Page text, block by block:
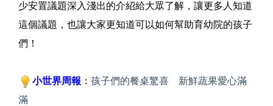
少安置議題深入淺出的介紹給大眾了解，讓更多人知道
這個議題，也讓大家更知道可以如何幫助育幼院的孩子
們！
小世界周報 ： 孩子們的餐桌驚喜 新鮮蔬果愛心滿
滿